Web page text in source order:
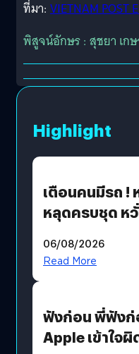
ที่มา: VIETNAM POST
พิสูจน์อักษร : สุชยา เก
Highlight
เตือนคนมีรถ !
หลุดครบชุด ห
รหัสผ่านหลุด ไ
06/08/2026
Read More
ฟังก่อน พี่ฟังก่
Apple เข้าใจ